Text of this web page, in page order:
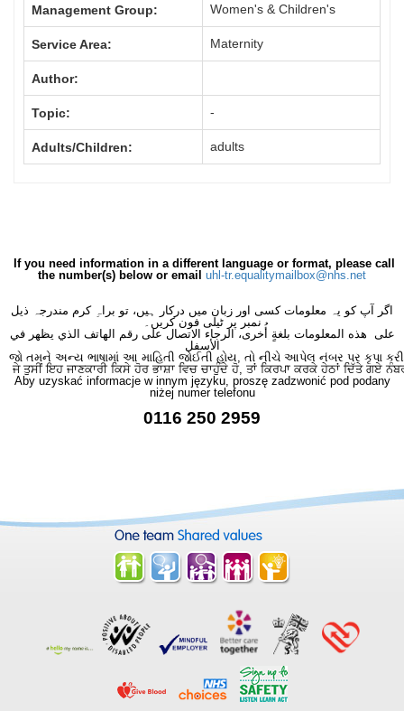
Management Group: Women's & Children's
Service Area: Maternity
Author:
Topic: -
Adults/Children: adults
If you need information in a different language or format, please call
the number(s) below or email uhl-tr.equalitymailbox@nhs.net
اگر آپ کو یہ معلومات کسی اور زبان میں درکار ہیں، تو براہِ کرم مندرجہ ذیل
نمبر پر ٹیلی فون کریں۔
على هذه المعلومات بلغةٍ أُخرى، الرجاء الاتصال على رقم الهاتف الذي يظهر في
الأسفل
જો તમને અન્ય ભાષામાં આ માહિતી જોઈતી હોય, તો નીચે આપેલ નંબર પર કૃપા કરી
ਜੇ ਤੁਸੀਂ ਇਹ ਜਾਣਕਾਰੀ ਕਿਸੇ ਹੋਰ ਭਾਸ਼ਾ ਵਿਚ ਚਾਹੁੰਦੇ ਹੋ, ਤਾਂ ਕਿਰਪਾ ਕਰਕੇ ਹੇਠਾਂ ਦਿੱਤੇ ਗਏ
Aby uzyskać informacje w innym języku, proszę zadzwonić pod podany
niżej numer telefonu
0116 250 2959